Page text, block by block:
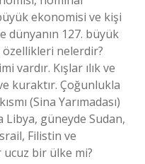
ekonomisi ve kişi
dünyanın 127. büyük
özellikleri nelerdir?
vardır. Kışlar ılık ve
kuraktır. Çoğunlukla
(Sina Yarımadası)
Libya, güneyde Sudan,
Filistin ve
ucuz bir ülke mi?